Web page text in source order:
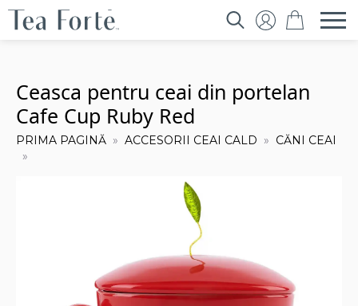
Ceasca pentru ceai din portelan
Cafe Cup Ruby Red
PRIMA PAGINĂ ACCESORII CEAI CALD CĂNI CEAI